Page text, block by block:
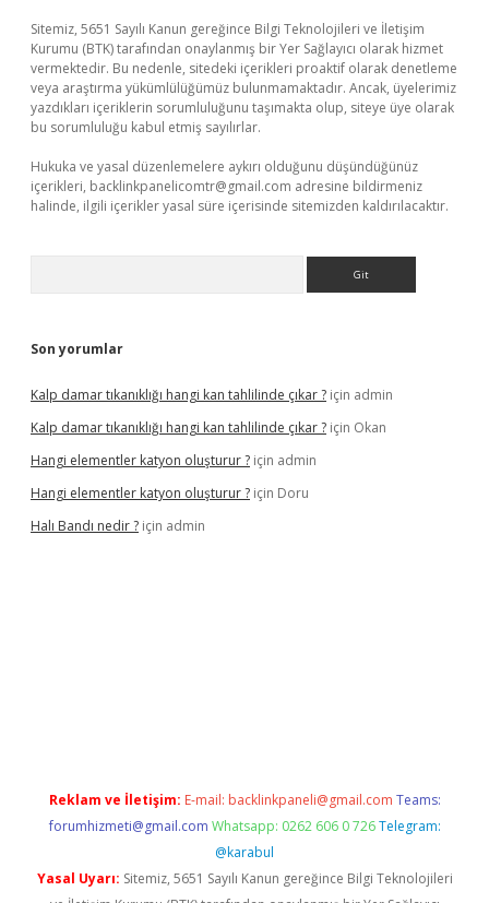
Sitemiz, 5651 Sayılı Kanun gereğince Bilgi Teknolojileri ve İletişim
Kurumu (BTK) tarafından onaylanmış bir Yer Sağlayıcı olarak hizmet
vermektedir. Bu nedenle, sitedeki içerikleri proaktif olarak denetleme
veya araştırma yükümlülüğümüz bulunmamaktadır. Ancak, üyelerimiz
yazdıkları içeriklerin sorumluluğunu taşımakta olup, siteye üye olarak
bu sorumluluğu kabul etmiş sayılırlar.
Hukuka ve yasal düzenlemelere aykırı olduğunu düşündüğünüz
içerikleri, backlinkpanelicomtr@gmail.com adresine bildirmeniz
halinde, ilgili içerikler yasal süre içerisinde sitemizden kaldırılacaktır.
Son yorumlar
Kalp damar tıkanıklığı hangi kan tahlilinde çıkar ? için admin
Kalp damar tıkanıklığı hangi kan tahlilinde çıkar ? için Okan
Hangi elementler katyon oluşturur ? için admin
Hangi elementler katyon oluşturur ? için Doru
Halı Bandı nedir ? için admin
Reklam ve İletişim: E-mail: backlinkpaneli@gmail.com Teams:
forumhizmeti@gmail.com Whatsapp: 0262 606 0 726 Telegram:
@karabul
Yasal Uyarı: Sitemiz, 5651 Sayılı Kanun gereğince Bilgi Teknolojileri